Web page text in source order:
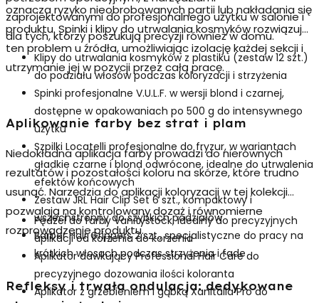
zaprojektowanymi do profesjonalnego użytku w salonie i
dla tych, którzy poszukują precyzji również w domu.
oznacza ryzyko nieobrobowanych partii lub nakładania się
produktu.Spinki i klipy do utrwalania kosmykówrozwiązują
ten problem u źródła, umożliwiając izolację każdej sekcji i
utrzymanie jej w pozycji przez całą pracę.
Klipy do utrwalania kosmyków z plastiku (zestaw 12 szt.)
do podziału włosów podczas koloryzacji i strzyżenia
Spinki profesjonalne V.U.L.F. w wersji blond i czarnej,
dostępne w opakowaniach po 500 g do intensywnego
użytku
Szpilki Locatelli profesjonalne do fryzur, w wariantach
gładkie czarne i blond odwrócone, idealne do utrwalenia
efektów końcowych
Zestaw JRL Hair Clip Set 6 szt., kompaktowy i
wszechstronny do szybkich podziałów
Barber Hair Grippers 2 szt., specjalistyczne do pracy na
krótkich włosach podczas strzyżenia i fade
Aplikowanie farby bez strat i plam
Niedokładna aplikacja farby prowadzi do nierównych
rezultatów i pozostałości koloru na skórze, które trudno
usunąć. Narzędzia do aplikacji koloryzacjiw tej kolekcji
pozwalają na kontrolowany dozaż i równomierne
rozprowadzenie produktu.
Pędzel do farby Vanitystock, idealny do precyzyjnych
aplikacji od korzenia do korzenia
Aplikator dawkujący Professional Hair Care do
precyzyjnego dozowania ilości koloranta
Aplikator z grzebieniem i gąbką Xanitalia Pro do
Refleksy i trwała ondulacja: dedykowane